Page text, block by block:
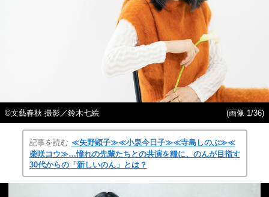
©文藝春秋 撮影／鈴木七絵 (画像 1/36)
記事を読む ≪矢野顕子≫≪小泉今日子≫≪寺島しのぶ≫≪
柴咲コウ≫…憧れの先輩たちとの共演を糧に、のんが目指す
30代からの「新しいのん」とは？